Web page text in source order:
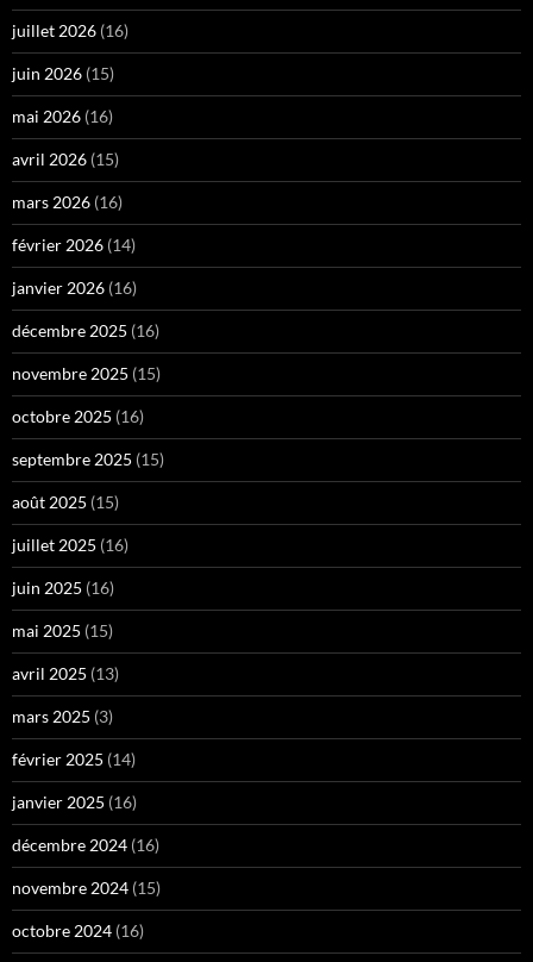
juillet 2026 (16)
juin 2026 (15)
mai 2026 (16)
avril 2026 (15)
mars 2026 (16)
février 2026 (14)
janvier 2026 (16)
décembre 2025 (16)
novembre 2025 (15)
octobre 2025 (16)
septembre 2025 (15)
août 2025 (15)
juillet 2025 (16)
juin 2025 (16)
mai 2025 (15)
avril 2025 (13)
mars 2025 (3)
février 2025 (14)
janvier 2025 (16)
décembre 2024 (16)
novembre 2024 (15)
octobre 2024 (16)